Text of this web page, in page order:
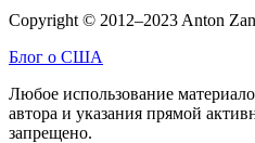
Copyright © 2012–2023 Anton
Блог о США
Любое использование
автора и указания прямой
запрещено.